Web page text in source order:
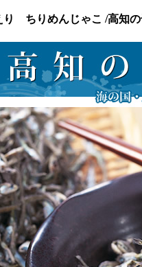
ちりめんじゃこ /高知